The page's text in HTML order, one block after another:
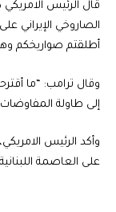
قال الرئيس
الصاروخي الإيراني
أطلقتم صواريخكم
وقال ترامب: “ما
إلى طاولة
وأكد الرئيس
على العاصمة